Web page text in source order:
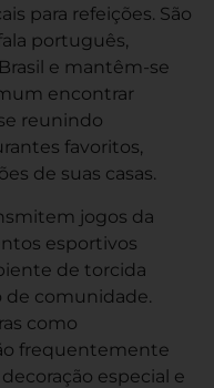
para refeições. São
português,
e mantêm-se
encontrar
reunindo
favoritos,
de suas casas.
jogos da
esportivos
de torcida
de comunidade.
como
frequentemente
especial e